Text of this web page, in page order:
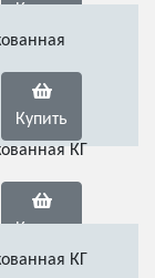
Купить
Купить
КГ
Купить
КГ